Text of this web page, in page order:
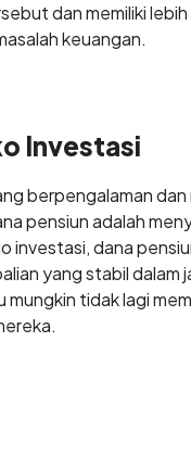
dan memiliki
keuangan.
Investasi
berpengalaman dan
pensiun adalah
investasi, dana
yang stabil dalam
mungkin tidak lagi